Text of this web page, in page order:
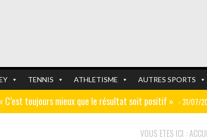
TENNIS ATHLETISME AUTRES SPORTS
C’est toujours mieux que le résultat soit positif » - 31/07/
AJ Auxerre) : « Le travail dans les centres de formation est
VOUS ETES ICI :